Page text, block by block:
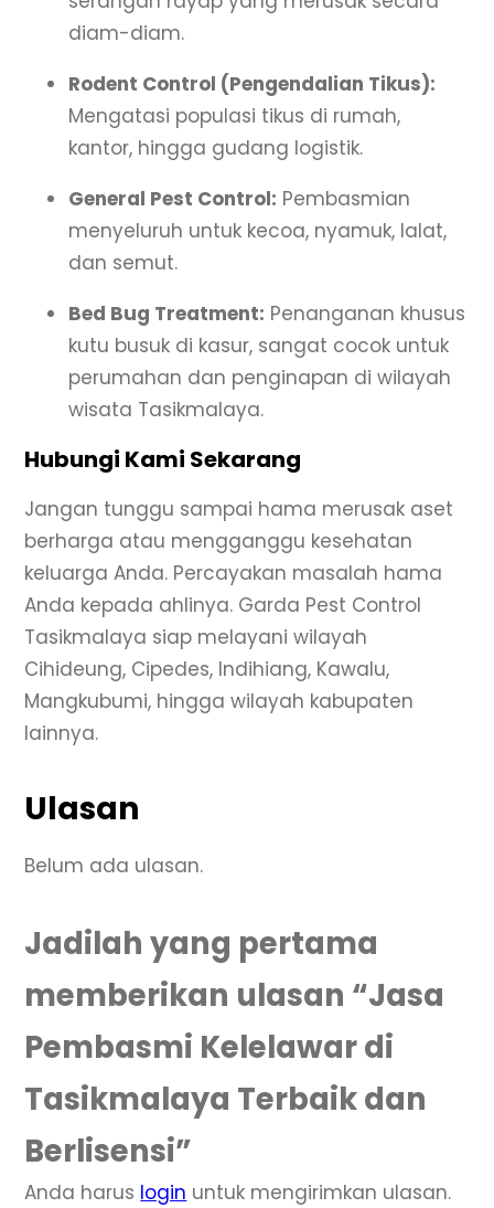
diam-diam.
Rodent Control (Pengendalian Tikus):
Mengatasi populasi tikus di rumah,
kantor, hingga gudang logistik.
General Pest Control: Pembasmian
menyeluruh untuk kecoa, nyamuk, lalat,
dan semut.
Bed Bug Treatment: Penanganan khusus
kutu busuk di kasur, sangat cocok untuk
perumahan dan penginapan di wilayah
wisata Tasikmalaya.
Hubungi Kami Sekarang
Jangan tunggu sampai hama merusak aset
berharga atau mengganggu kesehatan
keluarga Anda. Percayakan masalah hama
Anda kepada ahlinya. Garda Pest Control
Tasikmalaya siap melayani wilayah
Cihideung, Cipedes, Indihiang, Kawalu,
Mangkubumi, hingga wilayah kabupaten
lainnya.
Ulasan
Belum ada ulasan.
Jadilah yang pertama
memberikan ulasan “Jasa
Pembasmi Kelelawar di
Tasikmalaya Terbaik dan
Berlisensi”
Anda harus login untuk mengirimkan ulasan.